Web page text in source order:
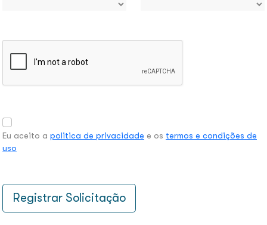
Eu aceito a politica de privacidade e os termos e condições de
uso
Registrar Solicitação